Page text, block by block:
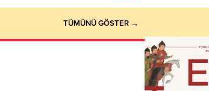
TÜMÜNÜ GÖSTER →